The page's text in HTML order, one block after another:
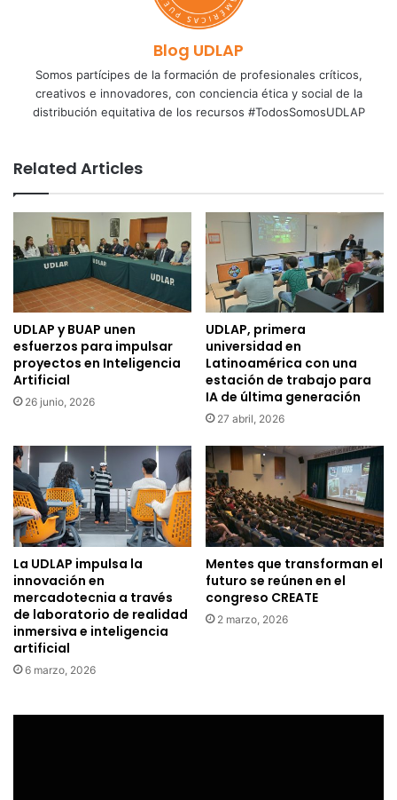
Blog UDLAP
Somos partícipes de la formación de profesionales críticos,
creativos e innovadores, con conciencia ética y social de la
distribución equitativa de los recursos #TodosSomosUDLAP
Related Articles
UDLAP y BUAP unen
esfuerzos para impulsar
proyectos en Inteligencia
Artificial
26 junio, 2026
UDLAP, primera
universidad en
Latinoamérica con una
estación de trabajo para
IA de última generación
27 abril, 2026
La UDLAP impulsa la
innovación en
mercadotecnia a través
de laboratorio de realidad
inmersiva e inteligencia
artificial
6 marzo, 2026
Mentes que transforman el
futuro se reúnen en el
congreso CREATE
2 marzo, 2026